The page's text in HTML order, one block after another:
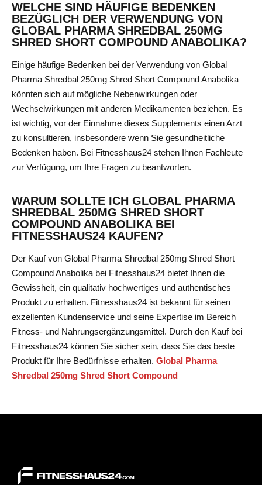
WELCHE SIND HÄUFIGE BEDENKEN
BEZÜGLICH DER VERWENDUNG VON
GLOBAL PHARMA SHREDBAL 250MG
SHRED SHORT COMPOUND ANABOLIKA?
Einige häufige Bedenken bei der Verwendung von Global
Pharma Shredbal 250mg Shred Short Compound Anabolika
könnten sich auf mögliche Nebenwirkungen oder
Wechselwirkungen mit anderen Medikamenten beziehen. Es
ist wichtig, vor der Einnahme dieses Supplements einen Arzt
zu konsultieren, insbesondere wenn Sie gesundheitliche
Bedenken haben. Bei Fitnesshaus24 stehen Ihnen Fachleute
zur Verfügung, um Ihre Fragen zu beantworten.
WARUM SOLLTE ICH GLOBAL PHARMA
SHREDBAL 250MG SHRED SHORT
COMPOUND ANABOLIKA BEI
FITNESSHAUS24 KAUFEN?
Der Kauf von Global Pharma Shredbal 250mg Shred Short
Compound Anabolika bei Fitnesshaus24 bietet Ihnen die
Gewissheit, ein qualitativ hochwertiges und authentisches
Produkt zu erhalten. Fitnesshaus24 ist bekannt für seinen
exzellenten Kundenservice und seine Expertise im Bereich
Fitness- und Nahrungsergänzungsmittel. Durch den Kauf bei
Fitnesshaus24 können Sie sicher sein, dass Sie das beste
Produkt für Ihre Bedürfnisse erhalten. Global Pharma
Shredbal 250mg Shred Short Compound